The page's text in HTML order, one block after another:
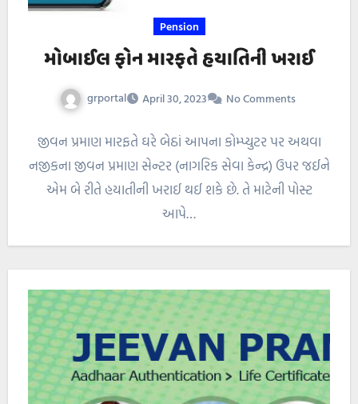
Pension
મોબાઈલ ફોન મારફતે હયાતિની ખરાઈ
grportal April 30, 2023 No Comments
જીવન પ્રમાણ મારફતે ઘરે બેઠાં આપના કોમ્પ્યુટર પર અથવા
નજીકના જીવન પ્રમાણ સેન્ટર (નાગરિક સેવા કેન્દ્ર) ઉપર જઈને
એમ બે રીતે હયાતીની ખરાઈ થઈ શકે છે. તે માટેની પોસ્ટ
આપે…